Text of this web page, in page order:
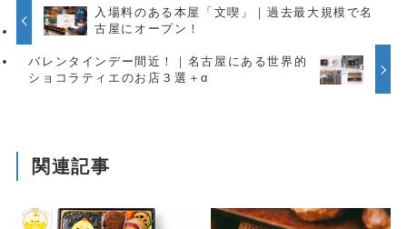
入場料のある本屋「文喫」｜過去最大規模で名
古屋にオープン！
バレンタインデー間近！｜名古屋にある世界的
ショコラティエのお店３選＋α
関連記事